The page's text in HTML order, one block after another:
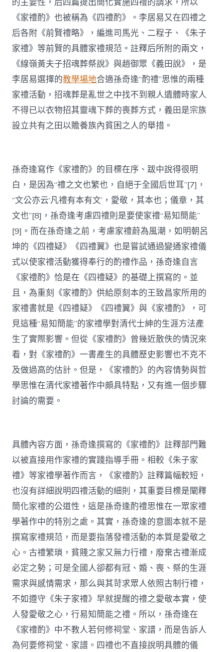
《家禮酌》也被稱為《四禮酌》。李居易又在四禮之
后各附《前賢禮略》，編進司馬光、二程子、《朱子
家禮》等前賢的具體家禮規范。註釋后所附的兩文，
《線嶺黃夫子招魂葬祭說》與趙御眾《義田說》，是
李居易選擇的教學場地合適孫奇逢“酌禮”思惟的兩種
家禮活動，招魂葬是亂世之中找不到親人遺體時家人
不得已以衣物招其靈魂下葬的喪葬方式，義田是宗族
設立共有之田以贍養族內貧困之人的舉措。
孫奇逢寫作《家禮酌》的目標在序、跋中說得很明
白，是因為“禮之文也繁也，自絕于全國后世耳”[7]，
“文公亦云‘凡禮有本有文’，愛敬，其本也；儀章，其
文也”[8]，孫奇逢考慮四禮則是要使家禮“易知簡能”
[9]。而在孫奇逢之前，考慮家禮蔚為風潮，如明朝呂
坤的《四禮疑》《四禮翼》也是嘗試通過變通家禮儀
式以使家禮活動獲得奉行的酌禮作品，孫奇逢自言
《家禮酌》恰是在《四禮疑》的基礎上撰寫的。並
且，為重刻《家禮酌》供給原刻本的王致昌家所用的
家禮書就是《四禮疑》《四禮翼》與《家禮酌》，可
見這種“易知簡能”的家禮學對清代士紳的生涯方法產
生了實際影響。但從《家禮酌》曾幾近散佚的情況來
看，對《家禮酌》一書產生的具體歷史影響也不克不
及做過高的估計。但是，《家禮酌》的內容情勢與哲
學思惟在清代家禮著作中頗具特點，又有進一個步驟
討論的需要。
具體內容方面，孫奇逢撰寫的《家禮酌》註釋部門難
以被直接用作家禮的實踐指導手冊。相較《朱子家
禮》等家禮學著作而言，《家禮酌》註釋篇幅較短，
也沒有詳細說明四禮活動的細則，其重要目標是闡釋
簡化家禮的公道性，這是孫奇逢酌禮思惟在一眾家禮
學著作中的特別之處。其實，孫奇逢的意圖本就不是
撰寫家禮規范，而是要指落發禮活動的本質是愛敬之
心。古禮繁瑣，貧賤之家又無力行禮，廢棄古禮漸成
必定之勢；可是全國人卻都有冠、婚、喪、祭的生涯
需求與感情需求，那么與其苛求眾人依照古制行禮，
不如遵守《朱子家禮》早就提醒的禮之愛敬本實，使
人發愛敬之心，行易知簡能之禮。所以，孫奇逢在
《家禮酌》中不教人若何修祠堂、家譜，而是告訴人
為何要修祠堂、家譜。四禮也不直接說明具體的儀